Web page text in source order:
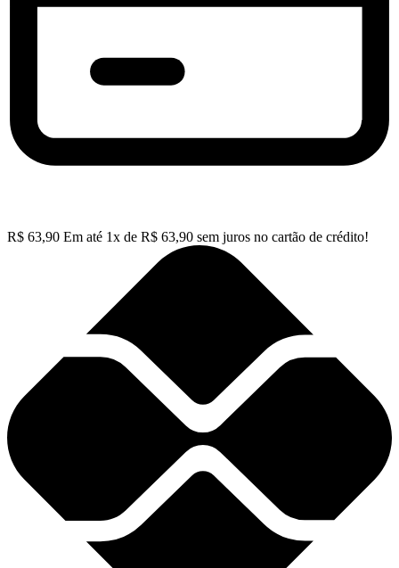
R$ 63,90 Em até 1x de R$ 63,90 sem juros no cartão de crédito!